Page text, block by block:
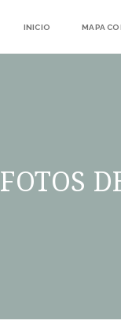
INICIO MAPA
FOTOS